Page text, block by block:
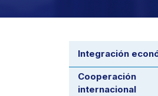
Integración
Cooperación
internacional